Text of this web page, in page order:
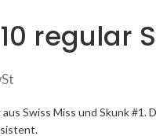
regular
Swiss Miss und Skunk #1.